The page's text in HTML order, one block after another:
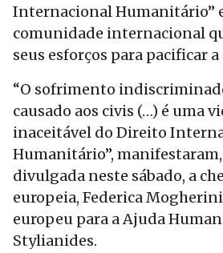
Internacional Humanitário”
comunidade internacional
seus esforços para pacificar a
“O sofrimento
causado aos civis (…) é uma
inaceitável do Direito
Humanitário”,
divulgada neste sábado, a
europeia, Federica
europeu para a Ajuda
Stylianides.